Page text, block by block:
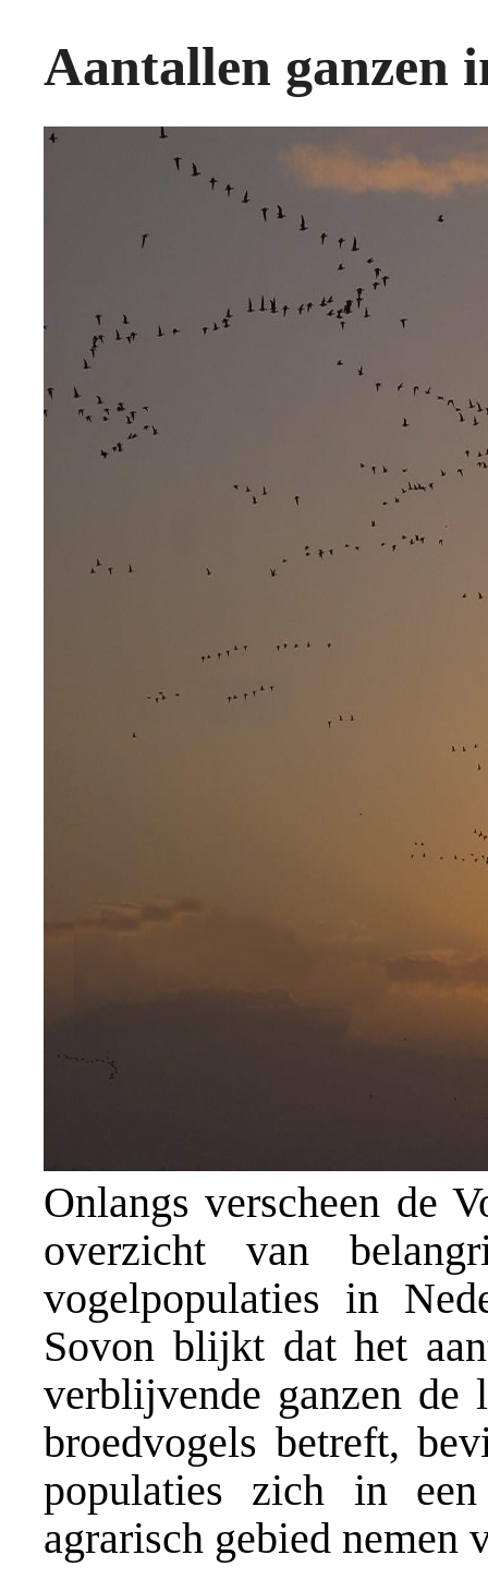
Aantallen ganzen
Onlangs verscheen de
overzicht van
vogelpopulaties in
Sovon blijkt dat het
verblijvende ganzen de
broedvogels betreft,
populaties zich in
agrarisch gebied nemen